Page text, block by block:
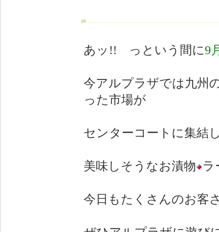
あッ!! っという間に9
今アルプラザでは九州
った市場が
センターコートに集結
美味しそうなお漬物 ラ
今日もたくさんのお客